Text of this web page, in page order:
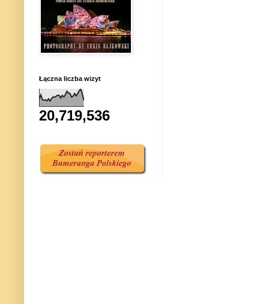
Łączna liczba wizyt
20,719,536